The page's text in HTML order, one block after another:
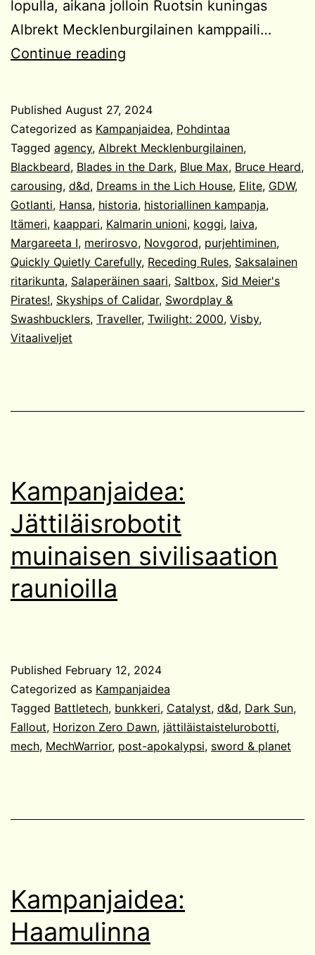
lopulla, aikana jolloin Ruotsin kuningas
Albrekt Mecklenburgilainen kamppaili…
Continue reading
Published August 27, 2024
Categorized as Kampanjaidea, Pohdintaa
Tagged agency, Albrekt Mecklenburgilainen,
Blackbeard, Blades in the Dark, Blue Max, Bruce Heard,
carousing, d&d, Dreams in the Lich House, Elite, GDW,
Gotlanti, Hansa, historia, historiallinen kampanja,
Itämeri, kaappari, Kalmarin unioni, koggi, laiva,
Margareeta I, merirosvo, Novgorod, purjehtiminen,
Quickly Quietly Carefully, Receding Rules, Saksalainen
ritarikunta, Salaperäinen saari, Saltbox, Sid Meier's
Pirates!, Skyships of Calidar, Swordplay &
Swashbucklers, Traveller, Twilight: 2000, Visby,
Vitaaliveljet
Kampanjaidea:
Jättiläisrobotit
muinaisen sivilisaation
raunioilla
Published February 12, 2024
Categorized as Kampanjaidea
Tagged Battletech, bunkkeri, Catalyst, d&d, Dark Sun,
Fallout, Horizon Zero Dawn, jättiläistaistelurobotti,
mech, MechWarrior, post-apokalypsi, sword & planet
Kampanjaidea:
Haamulinna